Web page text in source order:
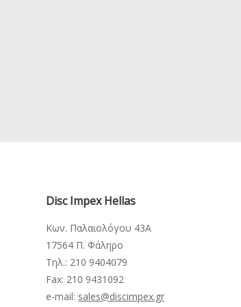
Disc Impex Hellas
Κων. Παλαιολόγου 43Α
17564 Π. Φάληρο
Τηλ.: 210 9404079
Fax: 210 9431092
e-mail: sales@discimpex.gr